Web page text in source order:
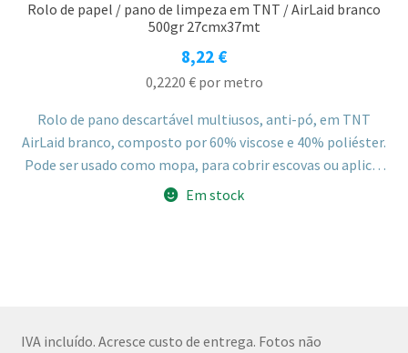
Rolo de papel / pano de limpeza em TNT / AirLaid branco
500gr 27cmx37mt
8,22 €
0,2220 €por metro
Rolo de pano descartável multiusos, anti-pó, em TNT
AirLaid branco, composto por 60% viscose e 40% poliéster.
Pode ser usado como mopa, para cobrir escovas ou aplicar
produtos líquidos de limpeza.
Em stock
IVA incluído. Acresce custo de entrega. Fotos não